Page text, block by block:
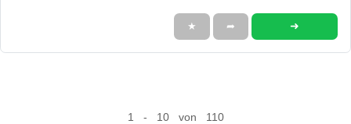
★ ➦ ➜
1 - 10 von 110